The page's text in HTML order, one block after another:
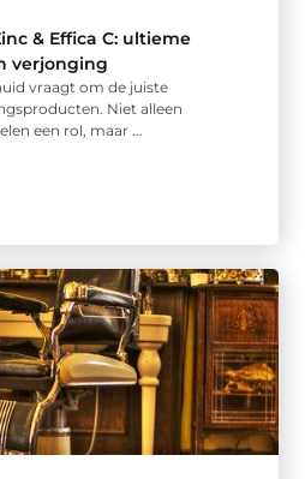
& Effica C: ultieme
verjonging
vraagt om de juiste
Niet alleen
een rol, maar ...